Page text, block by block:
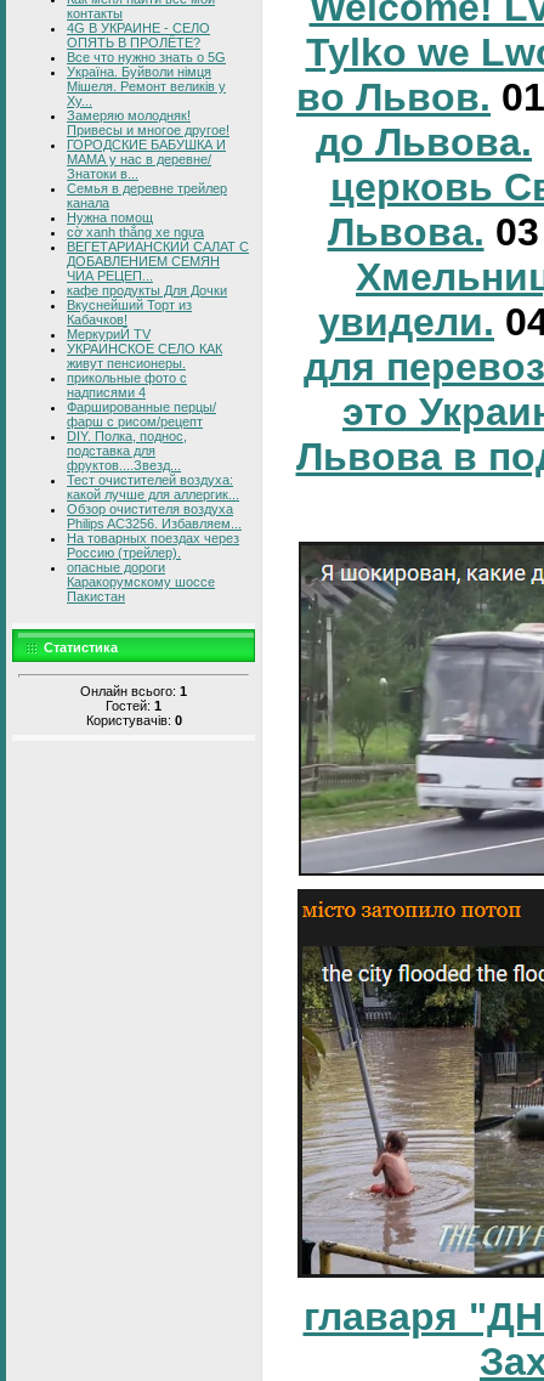
контакты
4G В УКРАИНЕ - СЕЛО
ОПЯТЬ В ПРОЛЁТЕ?
Все что нужно знать о 5G
Україна. Буйволи німця
Мішеля. Ремонт великів у
Ху...
Замеряю молодняк!
Привесы и многое другое!
ГОРОДСКИЕ БАБУШКА И
МАМА у нас в деревне/
Знатоки в...
Семья в деревне трейлер
канала
Нужна помощ
cờ xanh thắng xe ngựa
ВЕГЕТАРИАНСКИЙ САЛАТ С
ДОБАВЛЕНИЕМ СЕМЯН
ЧИА РЕЦЕП...
кафе продукты Для Дочки
Вкуснейший Торт из
Кабачков!
МеркуриЙ TV
УКРАИНСКОЕ СЕЛО КАК
живут пенсионеры.
прикольные фото с
надписями 4
Фаршированные перцы/
фарш с рисом/рецепт
DIY. Полка, поднос,
подставка для
фруктов....Звезд...
Тест очистителей воздуха:
какой лучше для аллергик...
Обзор очистителя воздуха
Philips AC3256. Избавляем...
На товарных поездах через
Россию (трейлер).
опасные дороги
Каракорумскому шоссе
Пакистан
Статистика
Онлайн всього: 1
Гостей: 1
Користувачів: 0
Tylko we
во Львов.
до Львова.
церковь
Львова.
увидели.
для
это
Львова в
главаря